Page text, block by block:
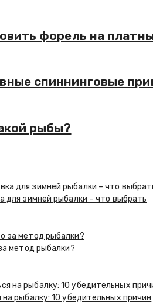
форель на
спиннинговые
рыбы?
для зимней рыбалки – что выбрать
метод рыбалки?
рыбалку: 10 убедительных причин